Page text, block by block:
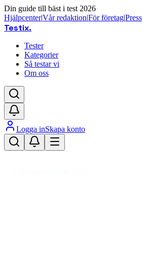
Din guide till bäst i test 2026
Hjälpcenter|Vår redaktion|För företag|Press
Testix.
Tester
Kategorier
Så testar vi
Om oss
Logga inSkapa konto